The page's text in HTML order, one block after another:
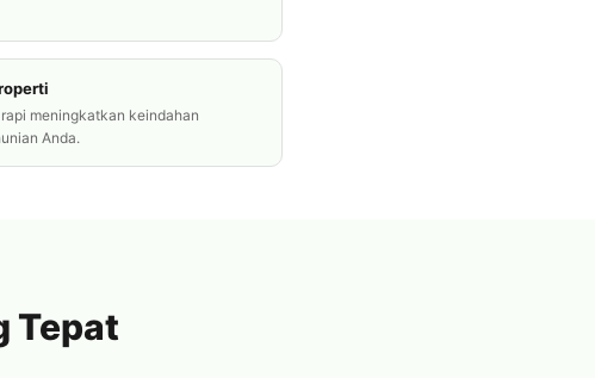
meningkatkan keindahan
Anda.
Tepat